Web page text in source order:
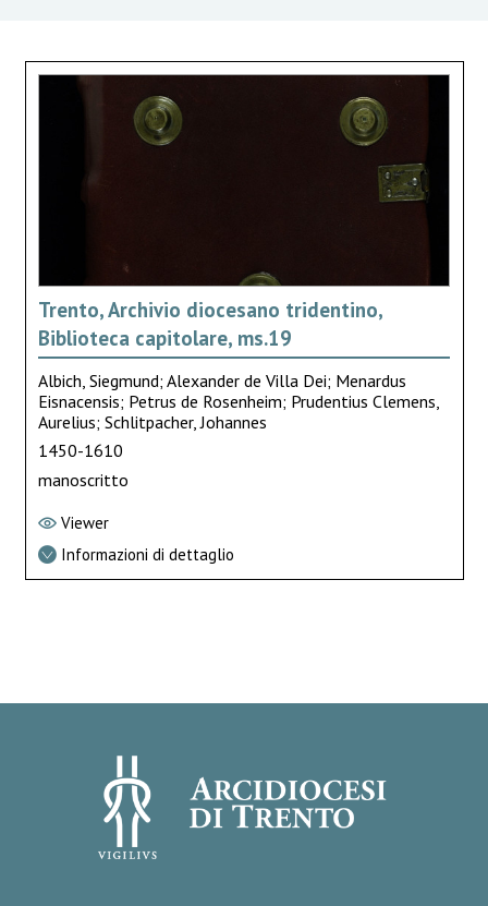
Trento, Archivio diocesano tridentino,
Biblioteca capitolare, ms.19
Albich, Siegmund; Alexander de Villa Dei; Menardus
Eisnacensis; Petrus de Rosenheim; Prudentius Clemens,
Aurelius; Schlitpacher, Johannes
1450-1610
manoscritto
Viewer
Informazioni di dettaglio